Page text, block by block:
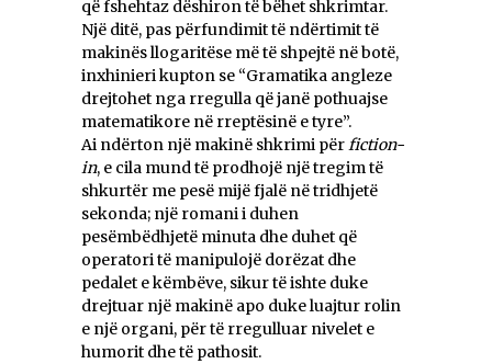
që fshehtaz dëshiron të bëhet shkrimtar.
Një ditë, pas përfundimit të ndërtimit të
makinës llogaritëse më të shpejtë në botë,
inxhinieri kupton se “Gramatika angleze
drejtohet nga rregulla që janë pothuajse
matematikore në rreptësinë e tyre”.
Ai ndërton një makinë shkrimi përfiction-
in, e cila mund të prodhojë një tregim të
shkurtër me pesë mijë fjalë në tridhjetë
sekonda; një romani i duhen
pesëmbëdhjetë minuta dhe duhet që
operatori të manipulojë dorëzat dhe
pedalet e këmbëve, sikur të ishte duke
drejtuar një makinë apo duke luajtur rolin
e një organi, për të rregulluar nivelet e
humorit dhe të pathosit.